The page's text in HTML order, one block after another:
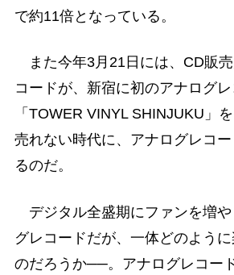
で約11倍となっている。
また今年3月21日には、CD販
コードが、新宿に初のアナログ
「TOWER VINYL SHINJUKU」
売れない時代に、アナログレコ
るのだ。
デジタル全盛期にファンを増や
グレコードだが、一体どのよう
のだろうか──。アナログレコー